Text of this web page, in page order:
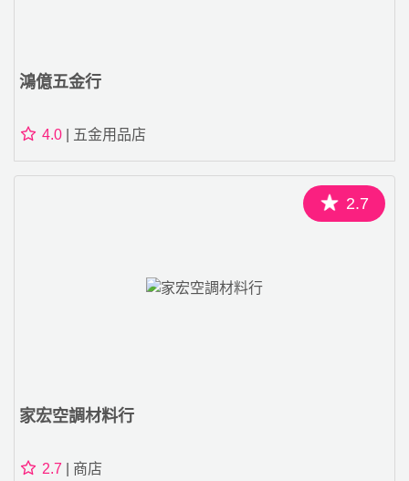
鴻億五金行
4.0 | 五金用品店
2.7
家宏空調材料行
2.7 | 商店